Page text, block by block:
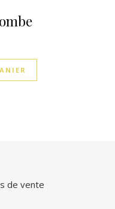
de vente